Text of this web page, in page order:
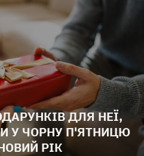
ДЛЯ НЕЇ,
У ЧОРНУ П'ЯТНИЦЮ
РІК